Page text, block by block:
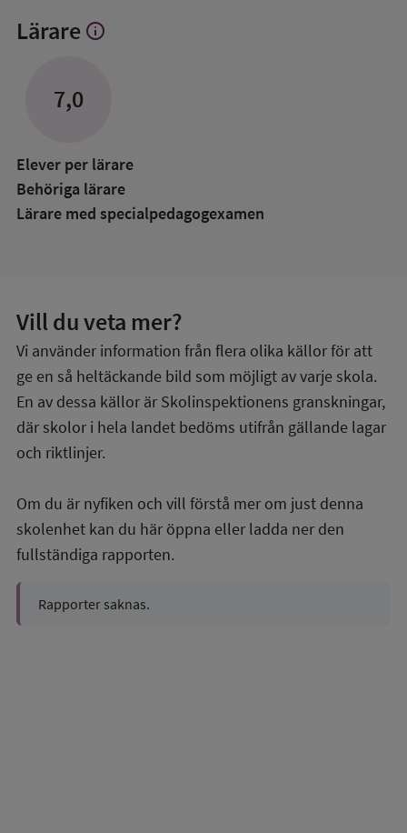
Lärare Visa
info
7,0
Elever per lärare
Behöriga lärare
Lärare med specialpedagog­examen
Vill du veta mer?
Vi använder information från flera olika källor för att
ge en så heltäckande bild som möjligt av varje skola.
En av dessa källor är Skolinspektionens granskningar,
där skolor i hela landet bedöms utifrån gällande lagar
och riktlinjer.
Om du är nyfiken och vill förstå mer om just denna
skolenhet kan du här öppna eller ladda ner den
fullständiga rapporten.
Rapporter saknas.